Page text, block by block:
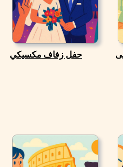
حفل زفاف مكسيكي